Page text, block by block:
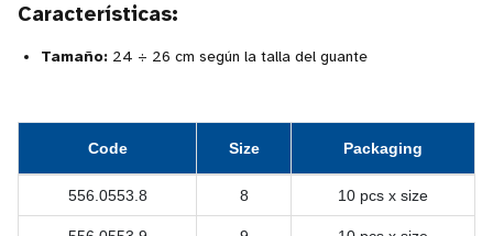
Características:
Tamaño: 24 ÷ 26 cm según la talla del guante
Code Size Packaging
556.0553.8 8 10 pcs x size